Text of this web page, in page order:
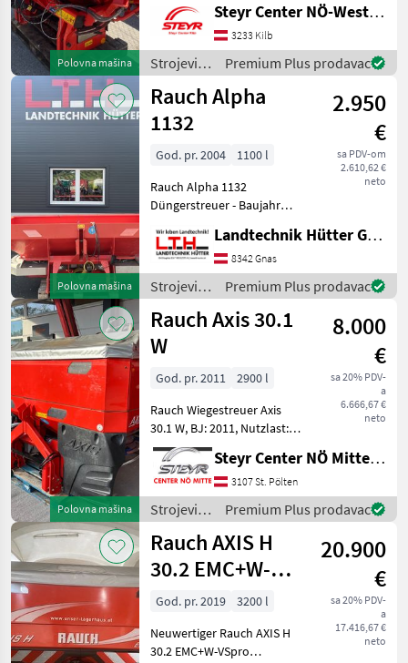
Polovna mašina
3) Wurfscheiben M1 10-18M
4) elektr.
Schieberbetätigung 5)
Gelenkwelle 6) Aufsatz
M630 ca.
Steyr Center NÖ-West - Standort Kilb
3233 Kilb
Strojevi
za
đubrenje,
gnojenje i
navodnjavanje
/ Rauch
Premium Plus prodavac
Polovna mašina
Rauch Alpha
1132
2.950
€
sa PDV-om
2.610,62 €
neto
God. pr. 2004
1100 l
Rauch Alpha 1132
Düngerstreuer - Baujahr
Gewicht 380 kg -
hydraulische Öffnung
links/rechts separat -
Gelenkwelle - Wurfsch
Landtechnik Hütter GmbH & Co KG
8342 Gnas
Strojevi
za
đubrenje,
gnojenje i
navodnjavanje
/ Rauch
Premium Plus prodavac
Polovna mašina
Rauch Axis 30.1
W
8.000
€
sa 20% PDV-
a
6.666,67 €
neto
God. pr. 2011
2900 l
Rauch Wiegestreuer Axis
30.1 W, BJ: 2011, Nutzlast:
3.200 kg, Behälterinhalt:
2.900 Liter, Plane, Telimat,
Wurfscheiben S4 18-28 m,
Aufsatz L 1500,
Beleuchtung, Ansp
Steyr Center NÖ Mitte Landmaschinentechnik GmbH
3107 St. Pölten
Strojevi
za
đubrenje,
gnojenje i
navodnjavanje
/ Rauch
Premium Plus prodavac
Rauch AXIS H
30.2 EMC+W-
VSpro
20.900
€
sa 20% PDV-
a
17.416,67 €
neto
God. pr. 2019
3200 l
Neuwertiger Rauch AXIS H
30.2 EMC+W-VSpro